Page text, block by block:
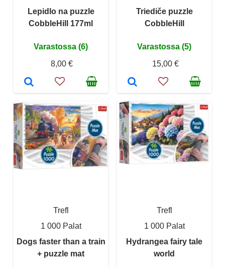
Lepidlo na puzzle
CobbleHill 177ml
Varastossa (6)
8,00 €
Triediče puzzle
CobbleHill
Varastossa (5)
15,00 €
Trefl
1 000 Palat
Dogs faster than a train
+ puzzle mat
Trefl
1 000 Palat
Hydrangea fairy tale
world